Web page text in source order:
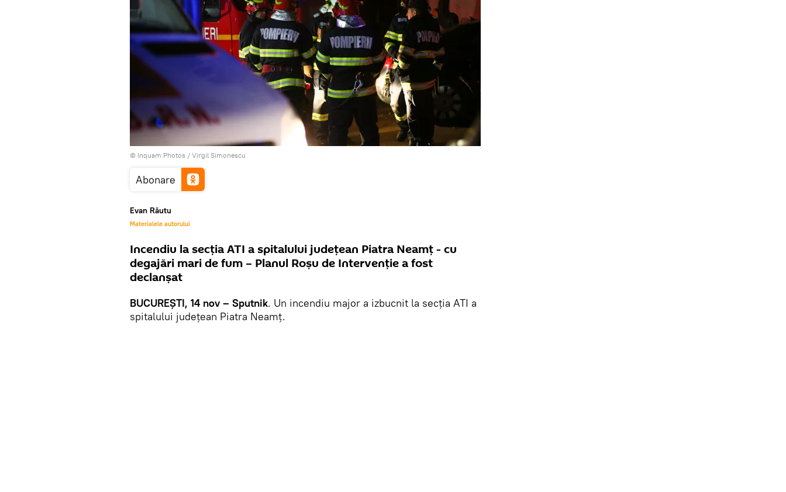
© Inquam Photos / Virgil Simonescu
Abonare
Evan Răutu
Materialele autorului
Incendiu la secția ATI a spitalului județean Piatra Neamț - cu
degajări mari de fum – Planul Roșu de Intervenție a fost
declanșat
BUCUREȘTI, 14 nov – Sputnik. Un incendiu major a izbucnit la secția ATI a
spitalului județean Piatra Neamț.